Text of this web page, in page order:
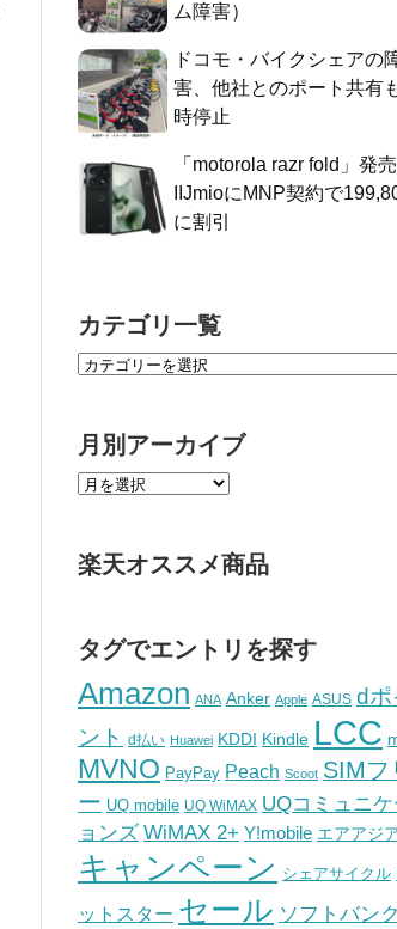
ム障害）
ドコモ・バイクシェアの
害、他社とのポート共有
時停止
「motorola razr fold」発売
IIJmioにMNP契約で
に割引
カテゴリ一覧
月別アーカイブ
楽天オススメ商品
タグでエントリを探す
Amazon ANA Anker Apple ASUS dポ
ント
d払い Huawei KDDI Kindle LCC
MVNO PayPay Peach Scoot SIMフ
ー UQ mobile UQ WiMAX UQコミュニ
ョンズ WiMAX 2+ Y!mobile エアアジ
キャンペーン シェアサイクル
ットスター セール ソフトバンク